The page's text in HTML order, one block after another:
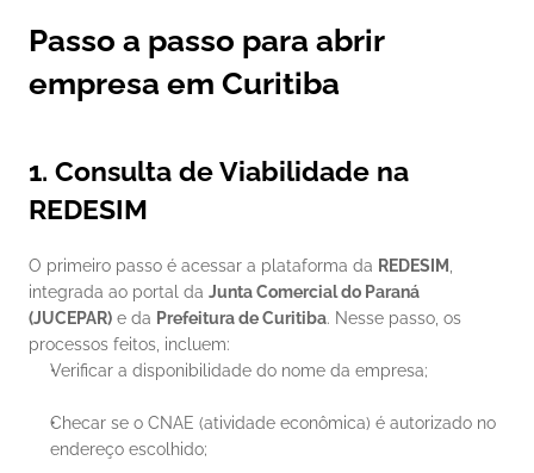
Passo a passo para abrir
empresa em Curitiba
1. Consulta de Viabilidade na
REDESIM
O primeiro passo é acessar a plataforma da REDESIM ,
integrada ao portal da Junta Comercial do Paraná
(JUCEPAR) e da Prefeitura de Curitiba. Nesse passo, os
processos feitos, incluem:
Verificar a disponibilidade do nome da empresa;
Checar se o CNAE (atividade econômica) é autorizado no
endereço escolhido;